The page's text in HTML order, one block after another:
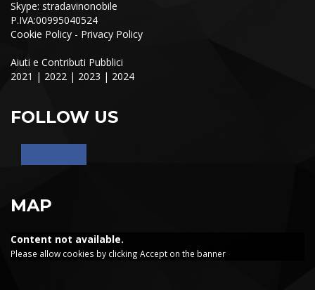
Skype: stradavinonobile
P.IVA:00995040524
Cookie Policy - Privacy Policy
Aiuti e Contributi Pubblici
2021 | 2022 | 2023 | 2024
FOLLOW US
MAP
Content not available.
Please allow cookies by clicking Accept on the banner